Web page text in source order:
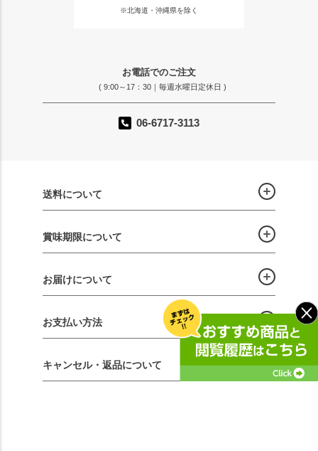
※北海道・沖縄県を除く
お電話でのご注文
( 9:00～17：30｜毎週水曜日定休日 )
06-6717-3113
送料について
賞味期限について
お届けについて
お支払い方法
キャンセル・返品について